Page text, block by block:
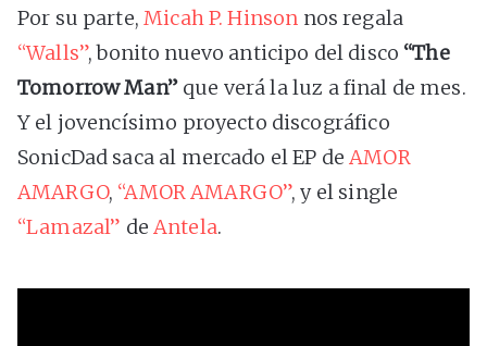
Por su parte,Micah P. Hinson nos regala
“Walls”, bonito nuevo anticipo del disco “The
Tomorrow Man”que verá la luz a final de mes.
Y el jovencísimo proyecto discográfico
SonicDad saca al mercado el EP de AMOR
AMARGO, “AMOR AMARGO”, y el single
“Lamazal” de Antela.